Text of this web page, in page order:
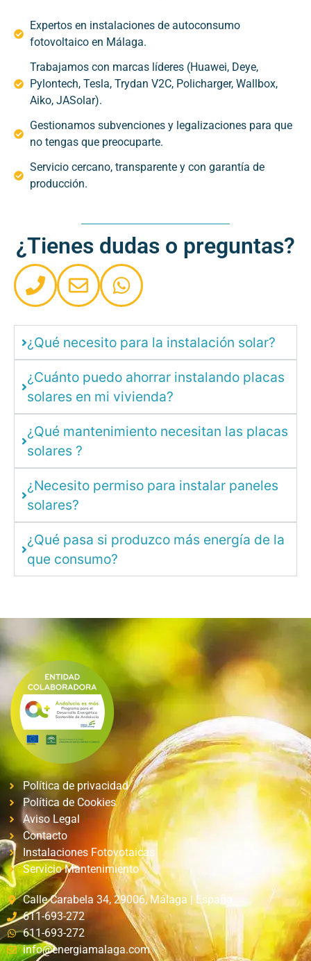
Expertos en instalaciones de autoconsumo
fotovoltaico en Málaga.
Trabajamos con marcas líderes (Huawei, Deye,
Pylontech, Tesla, Trydan V2C, Policharger, Wallbox,
Aiko, JASolar).
Gestionamos subvenciones y legalizaciones para que
no tengas que preocuparte.
Servicio cercano, transparente y con garantía de
producción.
¿Tienes dudas o preguntas?
¿Qué necesito para la instalación solar?
¿Cuánto puedo ahorrar instalando placas
solares en mi vivienda?
¿Qué mantenimiento necesitan las placas
solares ?
¿Necesito permiso para instalar paneles
solares?
¿Qué pasa si produzco más energía de la
que consumo?
Política de privacidad
Política de Cookies
Aviso Legal
Contacto
Instalaciones Fotovotaicas
Servicio Mantenimiento
Calle Carabela 34, 29006, Málaga | España
611-693-272
611-693-272
info@energiamalaga.com